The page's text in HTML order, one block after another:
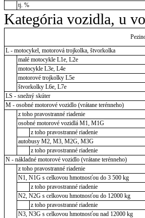
tj. %
Kategória vozidla, u
L - motocykel, motorová trojkolka, štvorkolka
malé motocykle L1e, L2e
motocykle L3e, L4e
motorové trojkolky L5e
štvorkolky L6e, L7e
LS - snežný skúter
M - osobné motorové vozidlo (vrátane terénneho)
z toho pravostranné riadenie
osobné motorové vozidlá M1, M1G
z toho pravostranné riadenie
autobusy M2, M3, M2G, M3G
z toho pravostranné riadenie
N - nákladné motorové vozidlo (vrátane terénneho)
z toho pravostranné riadenie
N1, N1G s celkovou hmotnosťou do 3 500 kg
z toho pravostranné riadenie
N2, N2G s celkovou hmotnosťou do 12000 kg
z toho pravostranné riadenie
N3, N3G s celkovou hmotnosťou nad 12000 kg